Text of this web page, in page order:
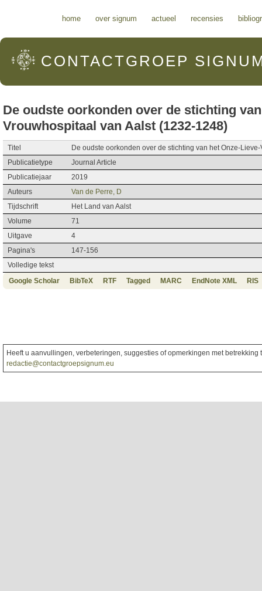
home over signum actueel recensies
CONTACTGROEP
De oudste oorkonden over de stichting
Vrouwhospitaal van Aalst (1232-1248)
Titel
De oudste oorkonden over de stichting van het Onze-
Publicatietype
Journal Article
Publicatiejaar
2019
Auteurs
Van de Perre, D
Tijdschrift
Het Land van Aalst
Volume
71
Uitgave
4
Pagina's
147-156
Volledige tekst
Google Scholar
BibTeX RTF Tagged MARC EndNote XML RIS
Heeft u aanvullingen, verbeteringen, suggesties of opmerkingen met
redactie@contactgroepsignum.eu